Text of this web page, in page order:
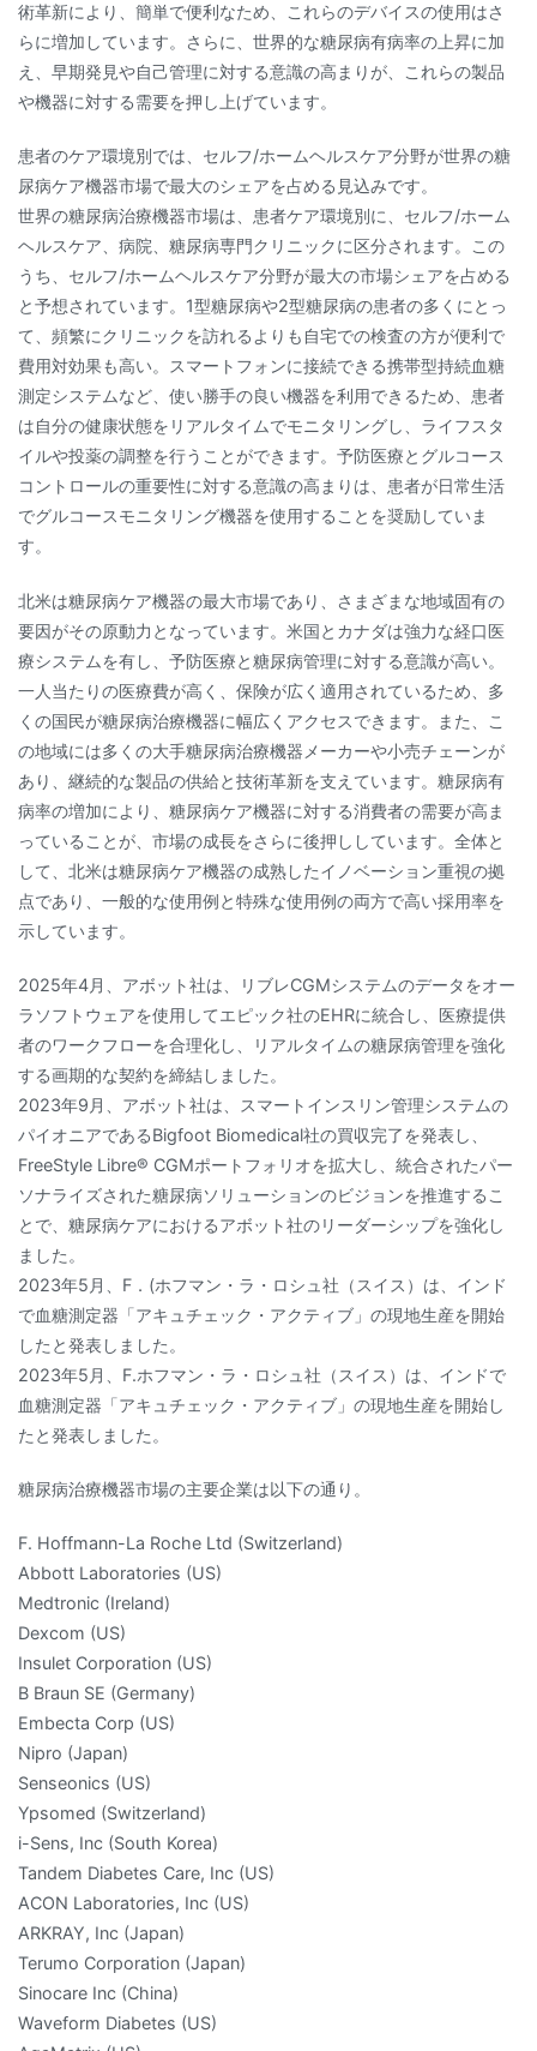
術革新により、簡単で便利なため、これらのデバイスの使用はさ
らに増加しています。さらに、世界的な糖尿病有病率の上昇に加
え、早期発見や自己管理に対する意識の高まりが、これらの製品
や機器に対する需要を押し上げています。
患者のケア環境別では、セルフ/ホームヘルスケア分野が世界の糖
尿病ケア機器市場で最大のシェアを占める見込みです。
世界の糖尿病治療機器市場は、患者ケア環境別に、セルフ/ホーム
ヘルスケア、病院、糖尿病専門クリニックに区分されます。この
うち、セルフ/ホームヘルスケア分野が最大の市場シェアを占める
と予想されています。1型糖尿病や2型糖尿病の患者の多くにとっ
て、頻繁にクリニックを訪れるよりも自宅での検査の方が便利で
費用対効果も高い。スマートフォンに接続できる携帯型持続血糖
測定システムなど、使い勝手の良い機器を利用できるため、患者
は自分の健康状態をリアルタイムでモニタリングし、ライフスタ
イルや投薬の調整を行うことができます。予防医療とグルコース
コントロールの重要性に対する意識の高まりは、患者が日常生活
でグルコースモニタリング機器を使用することを奨励していま
す。
北米は糖尿病ケア機器の最大市場であり、さまざまな地域固有の
要因がその原動力となっています。米国とカナダは強力な経口医
療システムを有し、予防医療と糖尿病管理に対する意識が高い。
一人当たりの医療費が高く、保険が広く適用されているため、多
くの国民が糖尿病治療機器に幅広くアクセスできます。また、こ
の地域には多くの大手糖尿病治療機器メーカーや小売チェーンが
あり、継続的な製品の供給と技術革新を支えています。糖尿病有
病率の増加により、糖尿病ケア機器に対する消費者の需要が高ま
っていることが、市場の成長をさらに後押ししています。全体と
して、北米は糖尿病ケア機器の成熟したイノベーション重視の拠
点であり、一般的な使用例と特殊な使用例の両方で高い採用率を
示しています。
2025年4月、アボット社は、リブレCGMシステムのデータをオー
ラソフトウェアを使用してエピック社のEHRに統合し、医療提供
者のワークフローを合理化し、リアルタイムの糖尿病管理を強化
する画期的な契約を締結しました。
2023年9月、アボット社は、スマートインスリン管理システムの
パイオニアであるBigfoot Biomedical社の買収完了を発表し、
FreeStyle Libre® CGMポートフォリオを拡大し、統合されたパー
ソナライズされた糖尿病ソリューションのビジョンを推進するこ
とで、糖尿病ケアにおけるアボット社のリーダーシップを強化し
ました。
2023年5月、F．(ホフマン・ラ・ロシュ社（スイス）は、インド
で血糖測定器「アキュチェック・アクティブ」の現地生産を開始
したと発表しました。
2023年5月、F.ホフマン・ラ・ロシュ社（スイス）は、インドで
血糖測定器「アキュチェック・アクティブ」の現地生産を開始し
たと発表しました。
糖尿病治療機器市場の主要企業は以下の通り。
F. Hoffmann-La Roche Ltd (Switzerland)
Abbott Laboratories (US)
Medtronic (Ireland)
Dexcom (US)
Insulet Corporation (US)
B Braun SE (Germany)
Embecta Corp (US)
Nipro (Japan)
Senseonics (US)
Ypsomed (Switzerland)
i-Sens, Inc (South Korea)
Tandem Diabetes Care, Inc (US)
ACON Laboratories, Inc (US)
ARKRAY, Inc (Japan)
Terumo Corporation (Japan)
Sinocare Inc (China)
Waveform Diabetes (US)